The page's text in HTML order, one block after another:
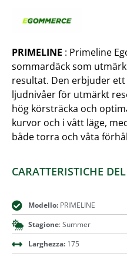
PRIMELINE : Primeline
sommardäck som
resultat. Den erbjuder
ljudnivåer för utmärkt
hög körsträcka och
kurvor och i vått läge,
både torra och våta
CARATTERISTICHE
Modello:PRIMELINE
Stagione: Summer
Larghezza:175